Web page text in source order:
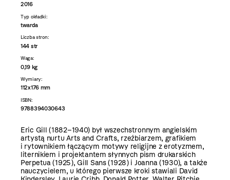
2016
Typ okładki:
twarda
Liczba stron:
144 str
Waga:
0,19 kg
Wymiary:
112x176 mm
ISBN:
9788394030643
Eric Gill (1882–1940) był wszechstronnym angielskim
artys­tą nurtu Arts and Crafts, rzeźbiarzem, grafikiem
i rytownikiem łączącym motywy religijne z erotyzmem,
liternikiem i projektantem słynnych pism drukarskich
Perpetua (1925), Gill Sans (1928) i Joanna (1930), a także
nauczycielem, u którego pierwsze kroki stawiali David